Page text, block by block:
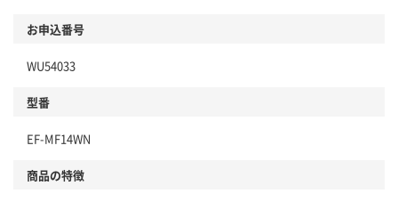
お申込番号
WU54033
型番
EF-MF14WN
商品の特徴